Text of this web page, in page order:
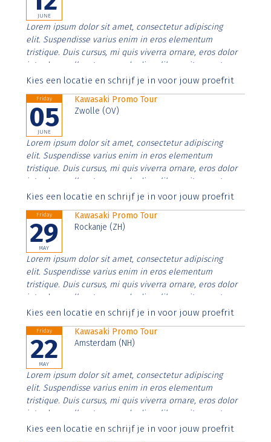
JUNE
Lorem ipsum dolor sit amet, consectetur adipiscing
elit. Suspendisse varius enim in eros elementum
tristique. Duis cursus, mi quis viverra ornare, eros dolor
interdum nulla, ut commodo diam libero vitae erat.
Aenean faucibus nibh et justo cursus id rutrum lorem
Kies een locatie en schrijf je in voor jouw proefrit
Friday
05
JUNE
Kawasaki Promo Tour
Zwolle (OV)
Lorem ipsum dolor sit amet, consectetur adipiscing
elit. Suspendisse varius enim in eros elementum
tristique. Duis cursus, mi quis viverra ornare, eros dolor
interdum nulla, ut commodo diam libero vitae erat.
Aenean faucibus nibh et justo cursus id rutrum lorem
Kies een locatie en schrijf je in voor jouw proefrit
Friday
29
MAY
Kawasaki Promo Tour
Rockanje (ZH)
Lorem ipsum dolor sit amet, consectetur adipiscing
elit. Suspendisse varius enim in eros elementum
tristique. Duis cursus, mi quis viverra ornare, eros dolor
interdum nulla, ut commodo diam libero vitae erat.
Aenean faucibus nibh et justo cursus id rutrum lorem
Kies een locatie en schrijf je in voor jouw proefrit
Friday
22
MAY
Kawasaki Promo Tour
Amsterdam (NH)
Lorem ipsum dolor sit amet, consectetur adipiscing
elit. Suspendisse varius enim in eros elementum
tristique. Duis cursus, mi quis viverra ornare, eros dolor
interdum nulla, ut commodo diam libero vitae erat.
Aenean faucibus nibh et justo cursus id rutrum lorem
Kies een locatie en schrijf je in voor jouw proefrit